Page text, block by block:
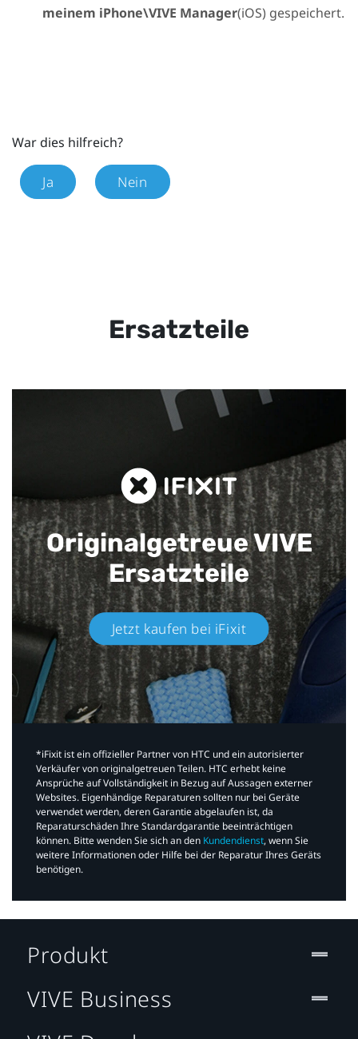
meinem iPhone\VIVE Manager(iOS) gespeichert.
War dies hilfreich?
Ja Nein
Ersatzteile
Originalgetreue VIVE
Ersatzteile
Jetzt kaufen bei iFixit​
*iFixit ist ein offizieller Partner von HTC und ein autorisierter
Verkäufer von originalgetreuen Teilen. HTC erhebt keine
Ansprüche auf Vollständigkeit in Bezug auf Aussagen externer
Websites. Eigenhändige Reparaturen sollten nur bei Geräte
verwendet werden, deren Garantie abgelaufen ist, da
Reparaturschäden Ihre Standardgarantie beeinträchtigen
können. Bitte wenden Sie sich an den Kundendienst, wenn Sie
weitere Informationen oder Hilfe bei der Reparatur Ihres Geräts
benötigen.​
Produkt
VIVE Business